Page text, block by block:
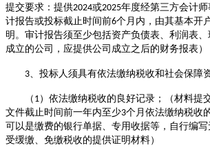
提交要求： 提供2024或2025年度经第三方会计
计报告或投标截止时间前6个月内，由其基本开
明 。审计报告须至少包括资产负债表、 利润表
成立的公司，应提供公司成立之后的财务报表）
3 投标人须具有依法缴纳税收和社会保障
（ 1） 依法缴纳税收的良好记录 ； （材料提
文件截止时间前一年内至少3个月依法缴纳税收
可以是缴费的银行单据、专用收据等，自行编写
受缓缴、免缴税收的提供证明材料）